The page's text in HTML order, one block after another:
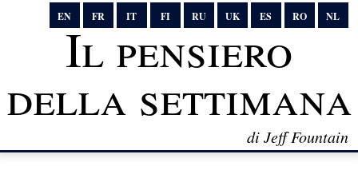
EN FR IT FI RU UK ES RO NL
Il pensiero
della settimana
di Jeff Fountain